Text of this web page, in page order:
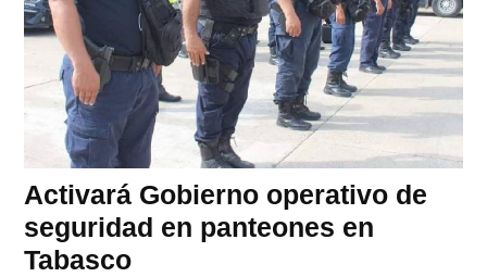
Activará Gobierno operativo de
seguridad en panteones en
Tabasco